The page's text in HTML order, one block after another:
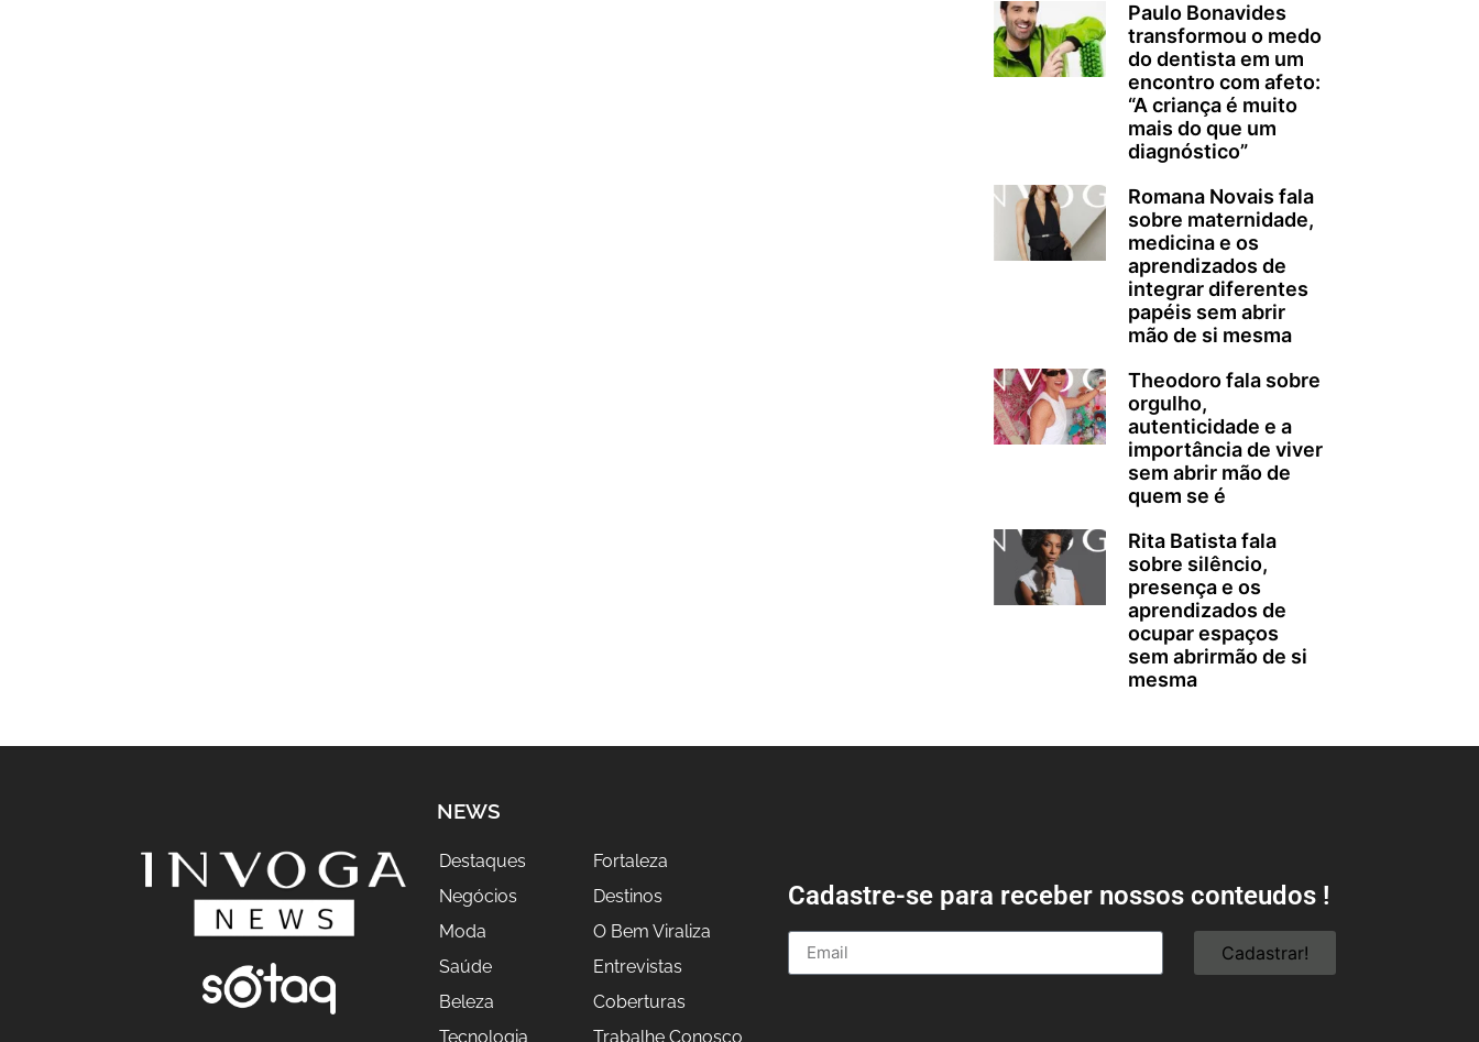
Paulo Bonavides
transformou o medo
do dentista em um
encontro com afeto:
“A criança é muito
mais do que um
diagnóstico”
Romana Novais fala
sobre maternidade,
medicina e os
aprendizados de
integrar diferentes
papéis sem abrir
mão de si mesma
Theodoro fala sobre
orgulho,
autenticidade e a
importância de viver
sem abrir mão de
quem se é
Rita Batista fala
sobre silêncio,
presença e os
aprendizados de
ocupar espaços
sem abrirmão de si
mesma
NEWS
Destaques
Negócios
Moda
Saúde
Beleza
Tecnologia
Fortaleza
Destinos
O Bem Viraliza
Entrevistas
Coberturas
Trabalhe Conosco
Cadastre-se para receber nossos conteudos !
Cadastrar!